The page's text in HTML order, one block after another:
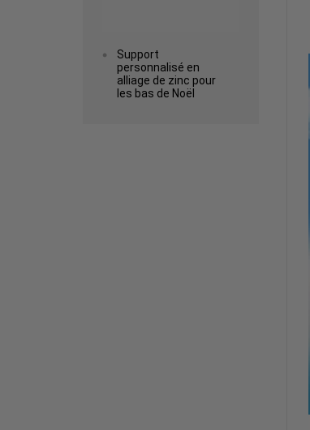
Support
personnalisé en
alliage de zinc pour
les bas de Noël